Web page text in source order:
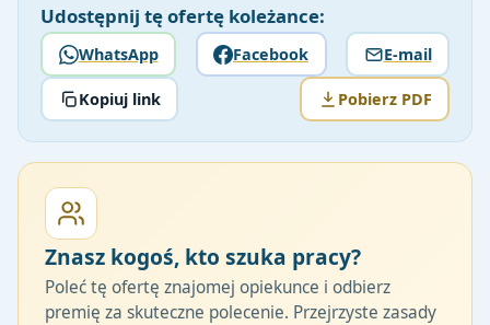
Udostępnij tę ofertę koleżance:
WhatsApp Facebook E-mail
Kopiuj link Pobierz PDF
Znasz kogoś, kto szuka pracy?
Poleć tę ofertę znajomej opiekunce i odbierz
premię za skuteczne polecenie. Przejrzyste zasady